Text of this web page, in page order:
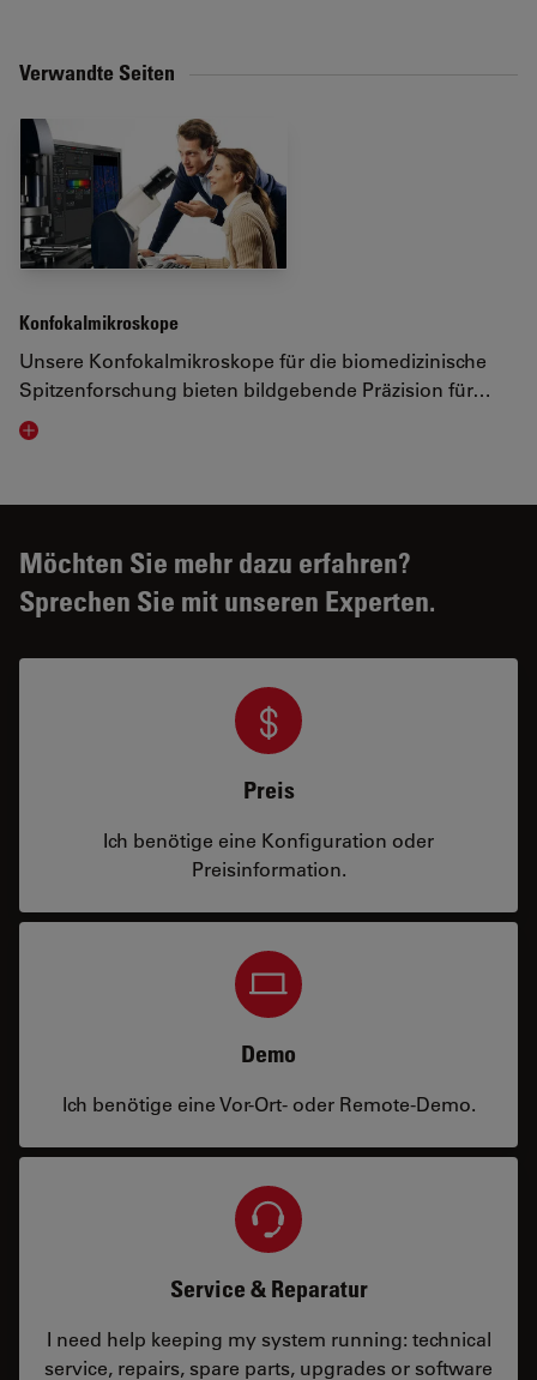
Verwandte Seiten
Konfokalmikroskope
Unsere Konfokalmikroskope für die biomedizinische
Spitzenforschung bieten bildgebende Präzision für…
Visit related page
Möchten Sie mehr dazu erfahren?
Sprechen Sie mit unseren Experten.
Preis
Ich benötige eine Konfiguration oder
Preisinformation.
Demo
Ich benötige eine Vor-Ort- oder Remote-Demo.
Service & Reparatur
I need help keeping my system running: technical
service, repairs, spare parts, upgrades or software